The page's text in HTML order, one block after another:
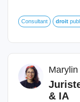
Consultant droit
Marylin
& IA